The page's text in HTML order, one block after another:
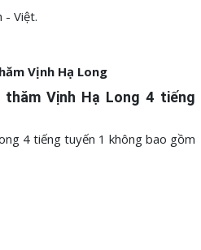
- Việt.
Vịnh Hạ Long
thăm Vịnh Hạ Long 4 tiếng
4 tiếng tuyến 1 không bao gồm